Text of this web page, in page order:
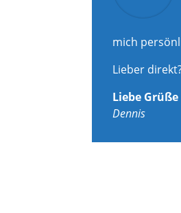
mich
Lieber
Liebe Grüße
Dennis